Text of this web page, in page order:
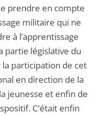
prendre en compte
militaire qui ne
à l’apprentissage
partie législative du
participation de cet
en direction de la
jeunesse et enfin de
C’était enfin